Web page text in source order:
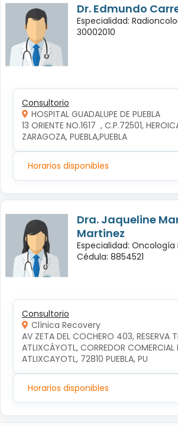
Dr. Edmundo
Especialidad:
30002010
Consultorio
HOSPITAL GUADALUPE DE PUEBLA
13 ORIENTE NO.1617  , C.P.72501,
ZARAGOZA, PUEBLA,PUEBLA
Horarios disponibles
Dra. Jaqueline
Martinez
Especialidad:
Cédula: 8854521
Consultorio
Clínica Recovery
AV ZETA DEL COCHERO 403, RESERVA
ATLIXCÁYOTL, CORREDOR COMERCIAL
ATLIXCAYOTL, 72810 PUEBLA, PU
Horarios disponibles